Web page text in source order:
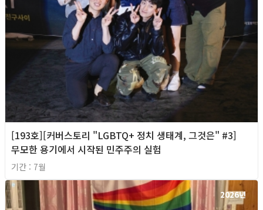
[193호][커버스토리 "LGBTQ+ 정치 생태계, 그것은" #3]
무모한 용기에서 시작된 민주주의 실험
기간 : 7월
2026년